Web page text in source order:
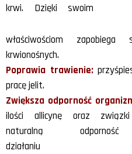
krwi. Dzięki swoim
właściwościom
krwionośnych.
Poprawia trawienie:
pracę jelit.
Zwiększa odporność
ilości allicynę oraz
naturalną
działaniu